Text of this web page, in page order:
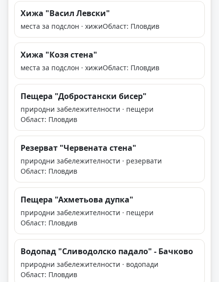
Хижа "Васил Левски"
места за подслон · хижиОбласт: Пловдив
Хижа "Козя стена"
места за подслон · хижиОбласт: Пловдив
Пещера "Добростански бисер"
природни забележителности · пещери
Област: Пловдив
Резерват "Червената стена"
природни забележителности · резервати
Област: Пловдив
Пещера "Ахметьова дупка"
природни забележителности · пещери
Област: Пловдив
Водопад "Сливодолско падало" - Бачково
природни забележителности · водопади
Област: Пловдив